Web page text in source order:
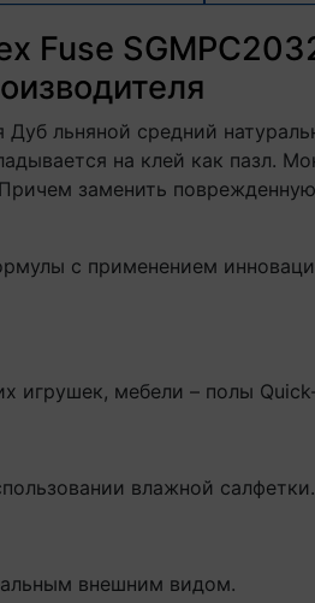
Fuse
льняной средний
на клей как пазл.
заменить
с применением
игрушек, мебели – полы
влажной
внешним видом.